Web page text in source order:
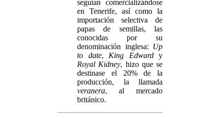
seguían comercializándose
en Tenerife, así como la
importación selectiva de
papas de semillas, las
conocidas por su
denominación inglesa: Up
to date, King Edwardy
Royal Kidney, hizo que se
destinase el 20% de la
producción, la llamada
veranera, al mercado
británico.